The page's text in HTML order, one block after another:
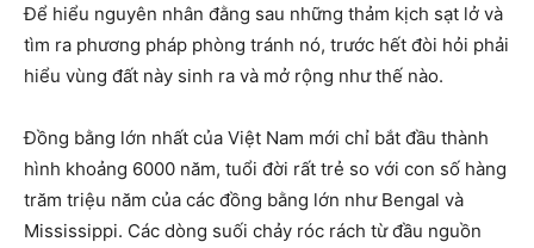
Để hiểu nguyên nhân đằng sau những thảm kịch sạt lở và
tìm ra phương pháp phòng tránh nó, trước hết đòi hỏi phải
hiểu vùng đất này sinh ra và mở rộng như thế nào.
Đồng bằng lớn nhất của Việt Nam mới chỉ bắt đầu thành
hình khoảng 6000 năm, tuổi đời rất trẻ so với con số hàng
trăm triệu năm của các đồng bằng lớn như Bengal và
Mississippi. Các dòng suối chảy róc rách từ đầu nguồn